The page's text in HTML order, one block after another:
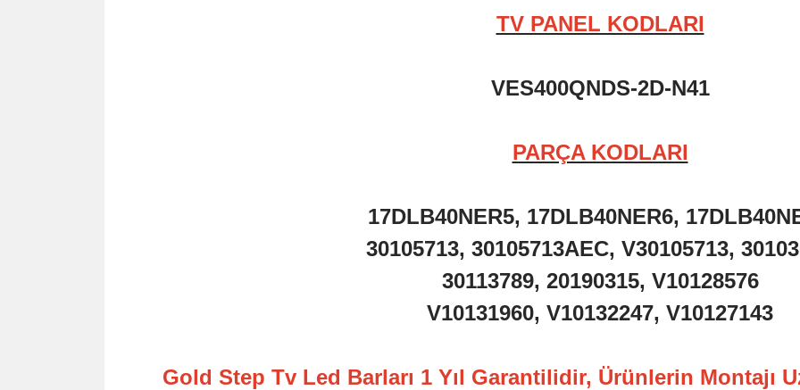
TV PANEL KODLARI
VES400QNDS-2D-N41
PARÇA KODLARI
17DLB40NER5, 17DLB40NER6,
30105713, 30105713AEC, V30105713,
30113789, 20190315, V10128576
V10131960, V10132247, V10127143
Gold Step Tv Led Barları 1 Yıl Garantilidir, Ürünlerin Montajı